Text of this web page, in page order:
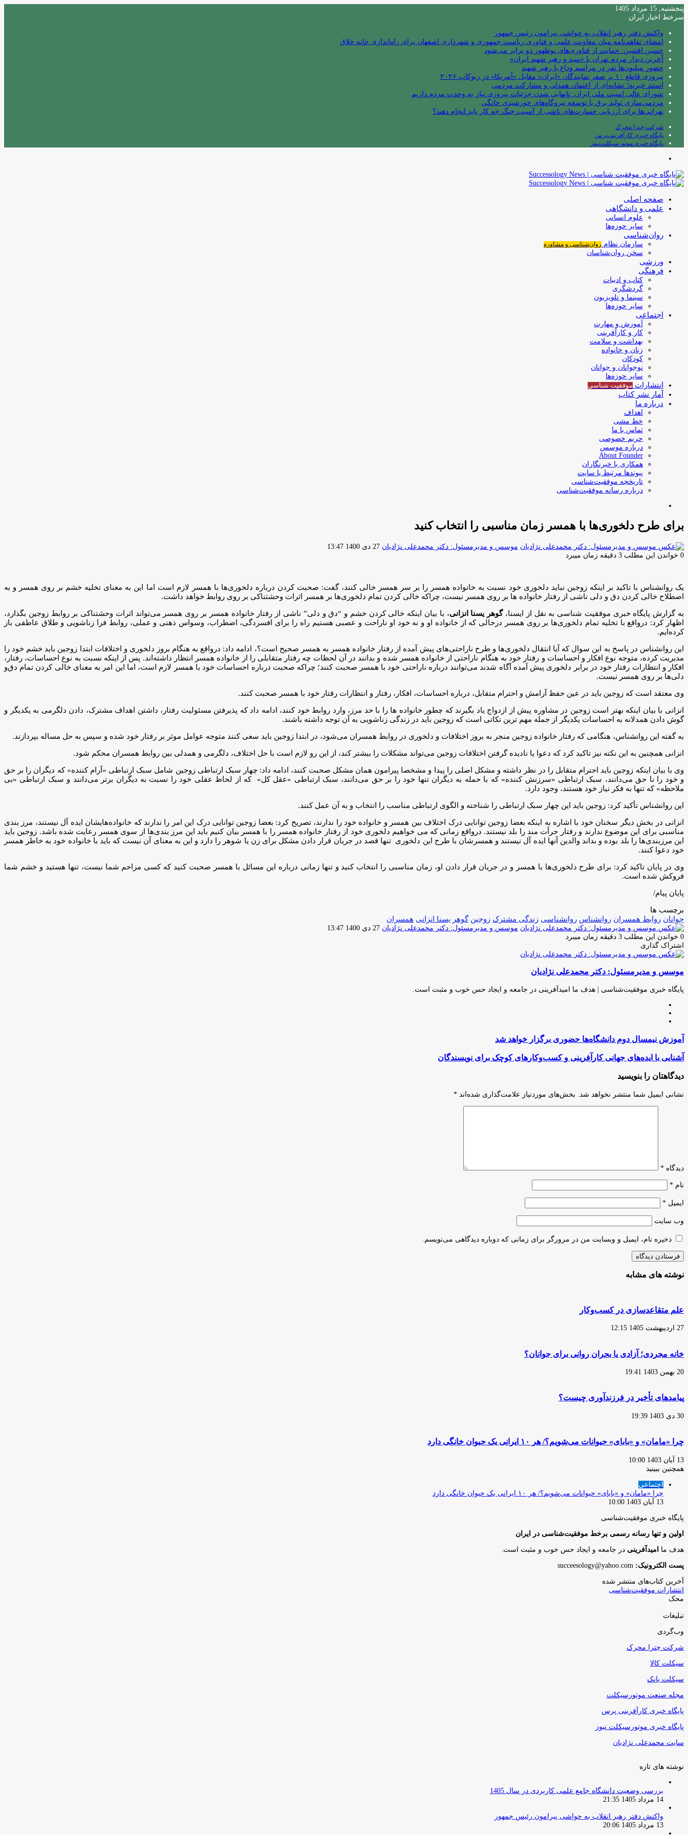
پنجشنبه, 15 مرداد 1405
سرخط اخبار ایران
واکنش دفتر رهبر انقلاب به حواشی پیرامون رئیس جمهور
امضای تفاهم‌نامه میان معاونت علمی و فناوری ریاست جمهوری و شهرداری اصفهان برای راه‌اندازی خانه خلاق
حسین افشین: حمایت از فناوری‌های نوظهور دو برابر می‌شود
آخرین دیدار مردم تهران با «سید و رهبر شهید ایران»
حضور میلیون‌ها نفر در مراسم وداع با رهبر شهید
پیروزی قاطع ۱۰ بر صفر نمایندگان «ایران» مقابل «آمریکا» در ربوکاپ ۲۰۲۶
استند خیریه؛ نشانه‌ای از اعتماد، همدلی و مشارکت مردمی
شورای عالی امنیت ملی ایران: تانهایی شدن جزئیات پیروزی نیاز به وحدت مردم داریم
مردمی‌سازی تولید برق با توسعه نیروگاه‌های خورشیدی خانگی
تهرانی‌ها برای ارزیابی خسارت‌های ناشی از آسیب جنگ چه کار باید انجام دهند؟
شرکت چترا محرک
پایگاه خبری کارآفرینی‌پرس
پایگاه خبری موتورسیکلت‌نیوز
صفحه اصلی
علمی و دانشگاهی
علوم انسانی
سایر حوزه‌ها
روان‌شناسی
سازمان نظام روان‌شناسی و مشاوره
سخن روان‌شناسان
ورزشی
فرهنگی
کتاب و ادبیات
گردشگری
سینما و تلویزیون
سایر حوزه‌ها
اجتماعی
آموزش و مهارت
کار و کارآفرینی
بهداشت و سلامت
زنان و خانواده
کودکان
نوجوانان و جوانان
سایر حوزه‌ها
انتشارات موفقیت‌ شناسی
آمار نشر کتاب
درباره ما
اهداف
خط مشی
تماس با ما
حریم خصوصی
درباره موسس
About Founder
همکاری با خبرنگاران
پیوندها مرتبط با سایت
تاریخچه موفقیت‌شناسی
درباره رسانه موفقیت‌شناسی
برای طرح دلخوری‌ها با همسر زمان مناسبی را انتخاب کنید
موسس و مدیرمسئول: دکتر محمدعلی نژادیان ارسال
27 دی 1400 13:47
0 خواندن این مطلب 3 دقیقه زمان میبرد
یک روانشناس با تاکید بر اینکه زوجین نباید دلخوری خود نسبت به خانواده همسر را بر سر همسر خالی کنند، گفت: صحبت کردن درباره دلخوری‌ها با همسر لازم است اما این به معنای تخلیه خشم بر روی همسر و به
اصطلاح خالی کردن دق و دلی ناشی از رفتار خانواده ها بر روی همسر نیست، چراکه خالی کردن تمام دلخوری‌ها بر همسر اثرات وحشتناکی بر روی روابط خواهد داشت.
به گزارش پایگاه خبری موفقیت شناسی به نقل از ایسنا،گوهر یسنا انزانی، با بیان اینکه خالی کردن خشم و “دق و دلی” ناشی از رفتار خانواده همسر بر روی همسر می‌تواند اثرات وحشتناکی بر روابط زوجین بگذارد،
اظهار کرد: درواقع با تخلیه تمام دلخوری‌ها بر روی همسر درحالی که از خانواده او و نه خود او ناراحت و عصبی هستیم راه را برای افسردگی، اضطراب، وسواس ذهنی و عملی، روابط فرا زناشویی و طلاق عاطفی باز
کرده‌ایم.
این روانشناس در پاسخ به این سوال که آیا انتقال دلخوری‌ها و طرح ناراحتی‌های پیش آمده از رفتار خانواده همسر به همسر صحیح است؟، ادامه داد: درواقع به هنگام بروز دلخوری و اختلافات ابتدا زوجین باید خشم خود را
مدیریت کرده، متوجه نوع افکار و احساسات و رفتار خود به هنگام ناراحتی از خانواده همسر شده و بدانند در آن لحظات چه رفتار متقابلی را از خانواده همسر انتظار داشته‌اند. پس از اینکه نسبت به نوع احساسات، رفتار،
افکار و انتظارات رفتار خود در برابر دلخوری پیش آمده آگاه شدند می‌توانند درباره ناراحتی خود با همسر صحبت کنند؛ چراکه صحبت درباره احساسات خود با همسر لازم است، اما این امر به معنای خالی کردن تمام دق‌و
دلی‌ها بر روی همسر نیست.
وی معتقد است که زوجین باید در عین حفظ آرامش و احترام متقابل، درباره احساسات، افکار، رفتار و انتظارات رفتار خود با همسر صحبت کنند.
انزانی با بیان اینکه بهتر است زوجین در مشاوره پیش از ازدواج یاد بگیرند که چطور خانواده ها را با حد مرز، وارد روابط خود کنند، ادامه داد که پذیرفتن مسئولیت رفتار، داشتن اهداف مشترک، دادن دلگرمی به یکدیگر و
گوش دادن همدلانه به احساسات یکدیگر از جمله مهم ترین نکاتی است که زوجین باید در زندگی زناشویی به آن توجه داشته باشند.
به گفته این روانشناس، هنگامی که رفتار خانواده زوجین منجر به بروز اختلافات و دلخوری در روابط همسران می‌شود، در ابتدا زوجین باید سعی کنند متوجه عوامل موثر بر رفتار خود شده و سپس به حل مساله بپردازند.
انزانی همچنین به این نکته نیز تاکید کرد که دعوا یا نادیده گرفتن اختلافات زوجین می‌تواند مشکلات را بیشتر کند، از این رو لازم است با حل اختلاف، دلگرمی و همدلی بین روابط همسران محکم شود.
وی با بیان اینکه زوجین باید احترام متقابل را در نظر داشته و مشکل اصلی را پیدا و مشخصا پیرامون همان مشکل صحبت کنند، ادامه داد: چهار سبک ارتباطی زوجین شامل سبک ارتباطی «آرام کننده» که دیگران را بر حق
و خود را نا حق می‌دانند، سبک ارتباطی «سرزنش کننده» که با حمله به دیگران تنها خود را بر حق می‌دانند، سبک ارتباطی «عقل کل» که از لحاظ عقلی خود را نسبت به دیگران برتر می‌دانند و سبک ارتباطی «بی
ملاحظه» که تنها به فکر نیاز خود هستند، وجود دارد.
این روانشناس تأکید کرد: زوجین باید این چهار سبک ارتباطی را شناخته و الگوی ارتباطی مناسب را انتخاب و به آن عمل کنند.
انزانی در بخش دیگر سخنان خود با اشاره به اینکه بعضا زوجین توانایی درک اختلاف بین همسر و خانواده خود را ندارند، تصریح کرد: بعضا زوجین توانایی درک این امر را ندارند که خانواده‌هایشان ایده آل نیستند، مرز بندی
مناسبی برای این موضوع ندارند و رفتار جرأت مند را بلد نیستند. درواقع زمانی که می خواهیم دلخوری خود از رفتار خانواده همسر را با همسر بیان کنیم باید این مرز بندی‌ها از سوی همسر رعایت شده باشد. زوجین باید
این مرزبندی‌ها را بلد بوده و بداند والدین آنها ایده آل نیستند و همسرشان با طرح این دلخوری تنها قصد در جریان قرار دادن مشکل برای زن یا شوهر را دارد و این به معنای آن نیست که باید با خانواده خود به خاطر همسر
خود دعوا کنند.
وی در پایان تاکید کرد: برای طرح دلخوری‌ها با همسر و در جریان قرار دادن او، زمان مناسبی را انتخاب کنید و تنها زمانی درباره این مسائل با همسر صحبت کنید که کسی مزاحم شما نیست، تنها هستید و خشم شما
فروکش شده است.
پایان پیام/
برچسب ها
جوانان روابط همسران روانشناس روانشناسی زندگی مشترک زوجین گوهر یسنا انزانی همسران
موسس و مدیرمسئول: دکتر محمدعلی نژادیان ارسال
27 دی 1400 13:47
0 خواندن این مطلب 3 دقیقه زمان میبرد
اشتراک گذاری
فیس
توئیتر
لینکدین
واتس
تلگرام
اشتراک
از
ایمیل
چاپ
موسس و مدیرمسئول: دکتر محمدعلی نژادیان
پایگاه خبری موفقیت‌شناسی | هدف ما امیدآفرینی در جامعه و ایجاد حس خوب و مثبت است.
آموزش
نیمسال
دوم
دانشگاه‌ها
حضوری
برگزار
خواهد
شد
آموزش نیمسال دوم دانشگاه‌ها حضوری برگزار خواهد شد
آشنایی
ایده‌های
کارآفرینی
کسب‌و‌کارهای
آشنایی با ایده‌های جهانی کارآفرینی و کسب‌و‌کارهای کوچک برای نویسندگان
دیدگاهتان را بنویسید
نشانی ایمیل شما منتشر نخواهد شد. بخش‌های موردنیاز علامت‌گذاری شده‌اند *
دیدگاه *
نام *
ایمیل *
وب‌ سایت
ذخیره نام، ایمیل و وبسایت من در مرورگر برای زمانی که دوباره دیدگاهی می‌نویسم.
نوشته های مشابه
علم متقاعدسازی در کسب‌وکار
27 اردیبهشت 1405 12:15
خانه مجردی؛ آزادی یا بحران روانی برای جوانان؟
20 بهمن 1403 19:41
پیامدهای تأخیر در فرزندآوری چیست؟
30 دی 1403 19:39
چرا «مامان» و «بابای» حیوانات می‌شویم؟/ هر ۱۰ ایرانی یک حیوان خانگی دارد
13 آبان 1403 10:00
همچنین ببینید
اجتماعی
چرا «مامان» و «بابای» حیوانات می‌شویم؟/ هر ۱۰ ایرانی یک حیوان خانگی دارد
13 آبان 1403 10:00
پایگاه‌ خبری موفقیت‌شناسی
اولین و تنها رسانه رسمی برخط موفقیت‌شناسی در ایران
هدف ما امیدآفرینی در جامعه و ایجاد حس خوب و مثبت است.
پست الکترونیک:
آخرین کتاب‌های منتشر شده
انتشارات موفقیت‌شناسی
محک
تبلیغات
وب‌گردی
شرکت چترا محرک
سیکلت کالا
سیکلت بانک
مجله صنعت موتورسیکلت
پایگاه خبری کارآفرینی پرس
پایگاه خبری موتورسیکلت نیوز
سایت محمدعلی نژادیان
نوشته های تازه
بررسی وضعیت دانشگاه جامع علمی کاربردی در سال 1405
14 مرداد 1405 21:35
واکنش دفتر رهبر انقلاب به حواشی پیرامون رئیس جمهور
13 مرداد 1405 20:06